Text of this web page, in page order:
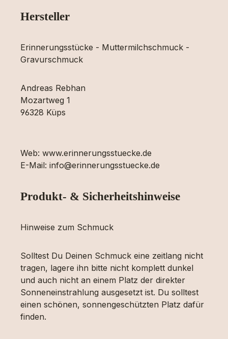
Hersteller
Erinnerungsstücke - Muttermilchschmuck -
Gravurschmuck
Andreas Rebhan
Mozartweg 1
96328 Küps
Web: www.erinnerungsstuecke.de
E-Mail: info@erinnerungsstuecke.de
Produkt- & Sicherheitshinweise
Hinweise zum Schmuck
Solltest Du Deinen Schmuck eine zeitlang nicht
tragen, lagere ihn bitte nicht komplett dunkel
und auch nicht an einem Platz der direkter
Sonneneinstrahlung ausgesetzt ist. Du solltest
einen schönen, sonnengeschützten Platz dafür
finden.